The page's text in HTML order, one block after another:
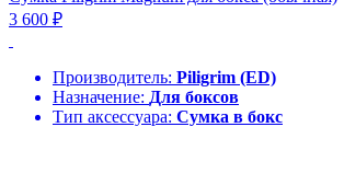
3 600 ₽
Производитель: Piligrim (ED)
Назначение: Для боксов
Тип аксессуара: Сумка в бокс